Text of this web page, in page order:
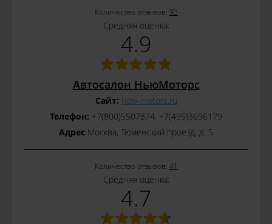
Количество отзывов: 93
Средняя оценка:
4.9
Автосалон НьюМоторс
Сайт: new-motors.ru
Телефон: +7(800)5507874, +7(495)3696179
Адрес Москва, Тюменский проезд, д. 5
Количество отзывов: 41
Средняя оценка:
4.7